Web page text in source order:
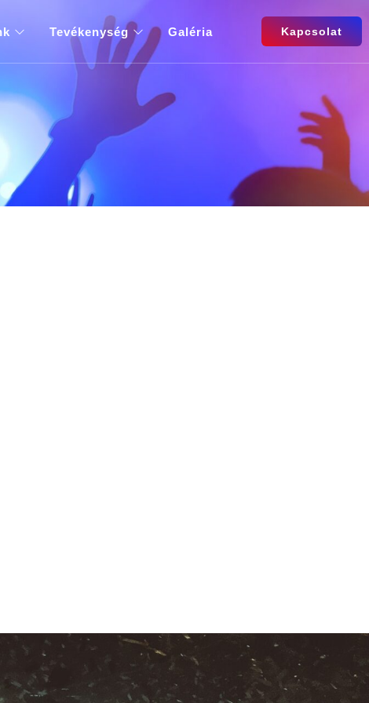
Tevékenység Galéria Kapcsolat